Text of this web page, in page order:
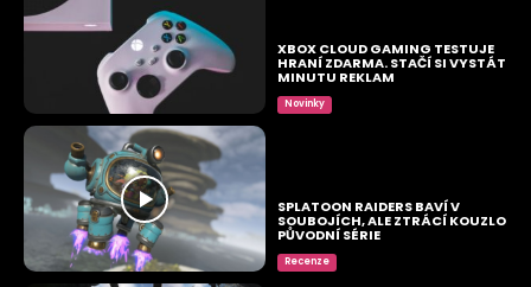
XBOX CLOUD GAMING TESTUJE
HRANÍ ZDARMA. STAČÍ SI VYSTÁT
MINUTU REKLAM
Novinky
SPLATOON RAIDERS BAVÍ V
SOUBOJÍCH, ALE ZTRÁCÍ KOUZLO
PŮVODNÍ SÉRIE
Recenze